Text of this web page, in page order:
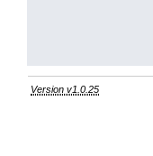
Version v1.0.25